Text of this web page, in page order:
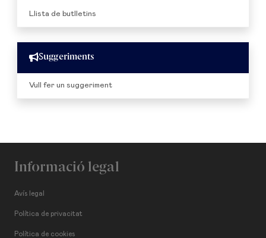
Llista de butlletins
Suggeriments
Vull fer un suggeriment
Informació legal
Avís legal
Política de privacitat
Política de cookies